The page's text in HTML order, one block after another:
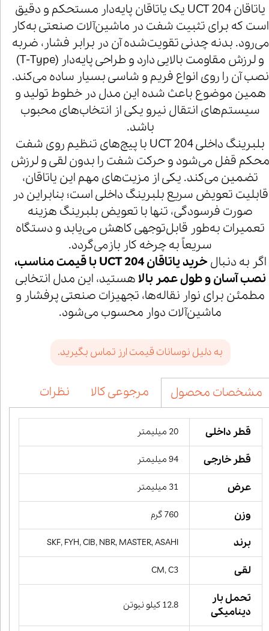
یاتاقان UCT 204 یک یاتاقان پایه‌دار مستحکم و دقیق
است که برای تثبیت شفت در ماشین‌آلات صنعتی به‌کار
می‌رود. بدنه چدنی تقویت‌شده آن در برابر فشار، ضربه
و لرزش مقاومت بالایی دارد و طراحی پایه‌دار (T-Type)
نصب آن را روی انواع فریم و شاسی بسیار ساده می‌کند.
همین موضوع باعث شده این مدل در خطوط تولید و
سیستم‌های انتقال نیرو یکی از انتخاب‌های محبوب
باشد.
بلبرینگ داخلی UCT 204 با پیچ‌های تنظیم روی شفت
قفل می‌شود و حرکت شفت را بدون لقی و لرزش
تضمین می‌کند. یکی از مزیت‌های مهم این یاتاقان،
قابلیت تعویض سریع بلبرینگ داخلی است؛ بنابراین در
صورت فرسودگی، تنها با تعویض بلبرینگ هزینه
تعمیرات به‌طور قابل‌توجهی کاهش می‌یابد و دستگاه
سریعاً به چرخه کار بازمی‌گردد.
اگر به دنبال
خرید یاتاقان UCT 204 با قیمت مناسب،
نصب آسان و طول عمر بالاهستید، این مدل انتخابی
مطمئن برای نوار نقاله‌ها، تجهیزات صنعتی پرفشار و
ماشین‌آلات دوار محسوب می‌شود.
به دلیل نوسانات قیمت ارز تماس بگیرید.
مشخصات محصول مرجوعی کالا نظرات
قطر داخلی 20 میلیمتر
قطر خارجی 94 میلیمتر
عرض 31 میلیمتر
وزن 760 گرم
برند SKF, FYH, CIB, NBR, MASTER, ASAHI
لقی CM, C3
تحمل بار
دینامیکی
12.8 کیلو نیوتن